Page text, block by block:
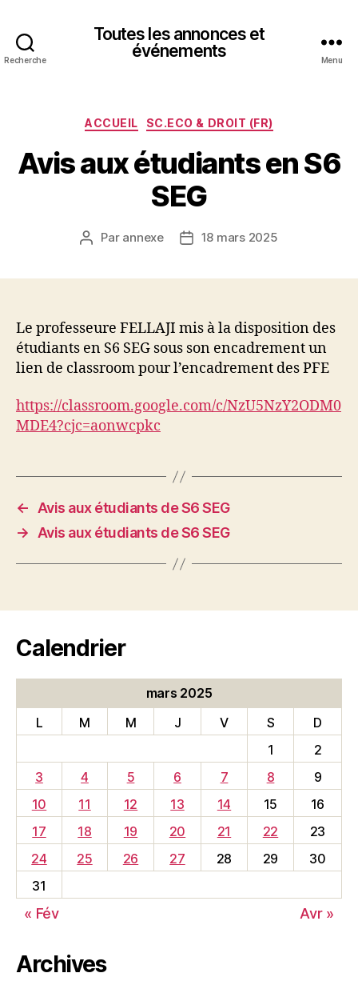
Recherche
Toutes les annonces et
événements
Menu
Catégories
ACCUEIL SC.ECO & DROIT (FR)
Avis aux étudiants en S6
SEG
Auteur
Par annexe
Date18 mars 2025
Le professeure FELLAJI mis à la disposition des
étudiants en S6 SEG sous son encadrement un
lien de classroom pour l’encadrement des PFE
https://classroom.google.com/c/NzU5NzY2ODM0
MDE4?cjc=aonwcpkc
←
Avis aux étudiants de S6 SEG
→
Avis aux étudiants de S6 SEG
Calendrier
mars 2025
L
M M J V S
D
1
2
3
4 5 6 7 8
9
10
11 12 13 14 15
16
17
18 19 20 21 22
23
24
25 26 27 28 29
30
31
« Fév Avr »
Archives